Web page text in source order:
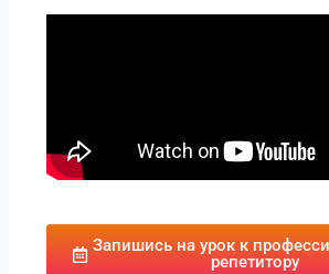
Запишись на урок к
репетитору